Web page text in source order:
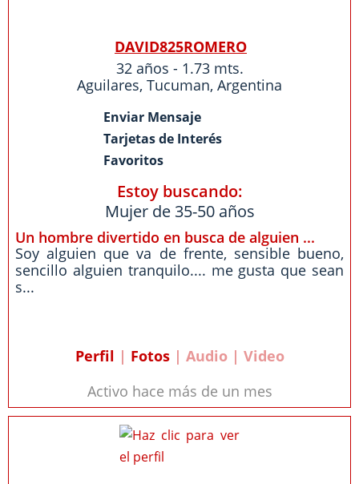
DAVID825ROMERO
32 años - 1.73 mts.
Aguilares, Tucuman, Argentina
Enviar Mensaje
Tarjetas de Interés
Favoritos
Estoy buscando:
Mujer de 35-50 años
Un hombre divertido en busca de alguien ...
Soy alguien que va de frente, sensible bueno,
sencillo alguien tranquilo.... me gusta que sean
s...
Perfil | Fotos| Audio | Video
Activo hace más de un mes